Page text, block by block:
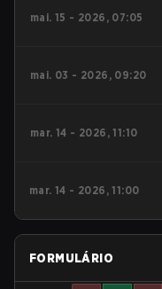
mai. 15 - 2026, 07:05
mai. 03 - 2026, 09:20
mar. 14 - 2026, 11:10
mar. 14 - 2026, 11:00
FORMULÁRIO